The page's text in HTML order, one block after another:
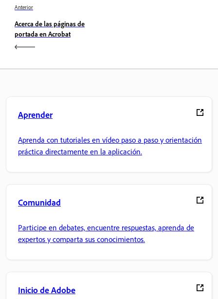
Anterior
Acerca de las páginas de
portada en Acrobat
Aprender
Aprenda con tutoriales en vídeo paso a paso y orientación
práctica directamente en la aplicación.
Comunidad
Participe en debates, encuentre respuestas, aprenda de
expertos y comparta sus conocimientos.
Inicio de Adobe